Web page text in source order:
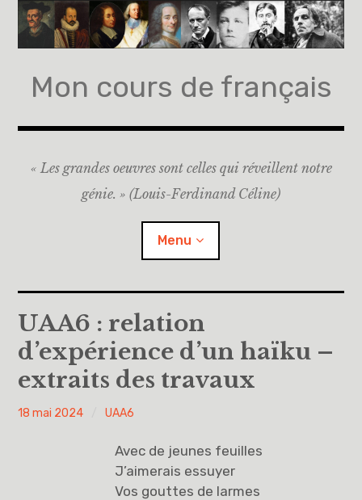
Accéder
contenu
Mon cours de français
« Les grandes oeuvres sont celles qui réveillent notre
génie. » (Louis-Ferdinand Céline)
Menu
Accueil
A propos
Vous avez dit UAA ?
UAA6 : relation
d’expérience d’un haïku –
extraits des travaux
PYH
18 mai 2024 UAA6
Avec de jeunes feuilles
J’aimerais essuyer
Vos gouttes de larmes